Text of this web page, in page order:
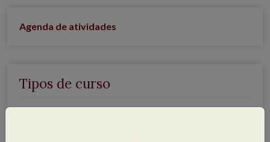
Agenda de atividades
Tipos de curso